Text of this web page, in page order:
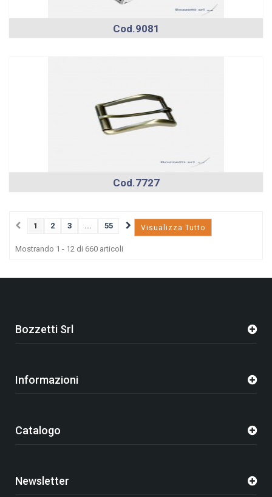
Cod.9081
Cod.7727
Visualizza Tutto
1 2 3 ... 55
Mostrando 1 - 12 di 660 articoli
Bozzetti Srl
Informazioni
Catalogo
Newsletter